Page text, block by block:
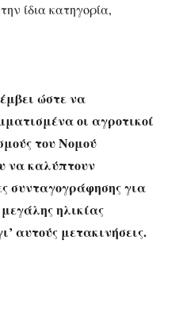
ίδια κατηγορία,
ώστε να
οι αγροτικοί
του Νομού
να καλύπτουν
συνταγογράφησης για
ηλικίας
αυτούς μετακινήσεις.